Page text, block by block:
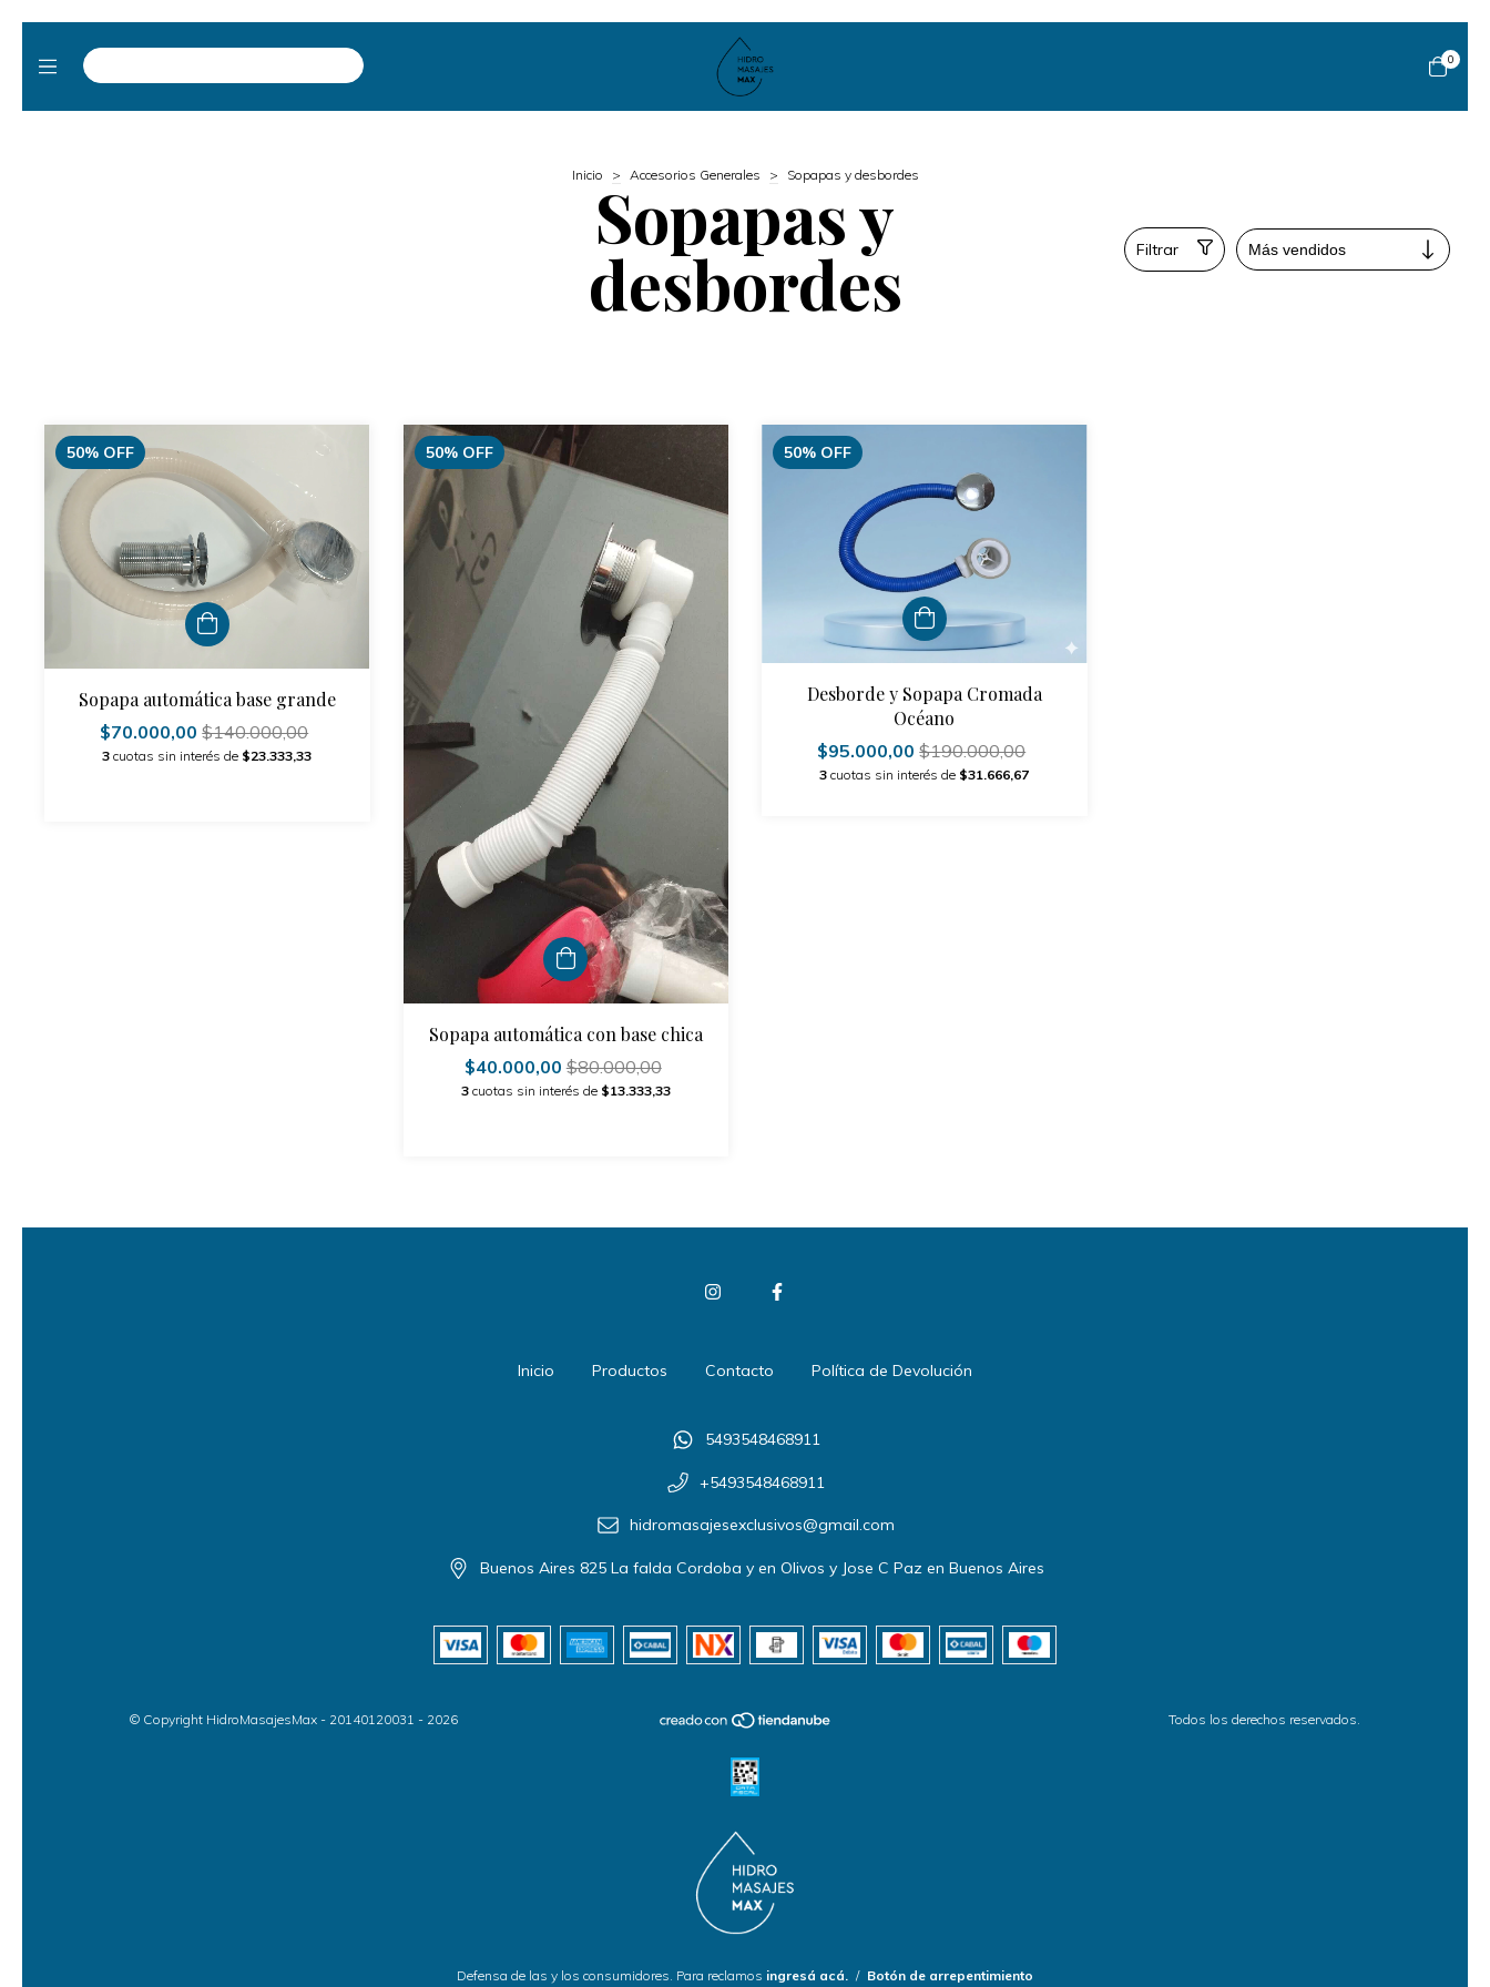
0
Inicio > Accesorios Generales > Sopapas y desbordes
Sopapas y
desbordes Filtrar
50% OFF
Sopapa automática base grande
$70.000,00$140.000,00
3 cuotas sin interés de $23.333,33
50% OFF
Sopapa automática con base chica
$40.000,00$80.000,00
3 cuotas sin interés de $13.333,33
50% OFF
Desborde y Sopapa Cromada
Océano
$95.000,00$190.000,00
3 cuotas sin interés de $31.666,67
Inicio Productos Contacto Política de Devolución
5493548468911
+5493548468911
hidromasajesexclusivos@gmail.com
Buenos Aires 825 La falda Cordoba y en Olivos y Jose C Paz en Buenos Aires
© Copyright HidroMasajesMax - 20140120031 - 2026 Todos los derechos reservados.
Defensa de las y los consumidores. Para reclamos ingresá acá. / Botón de arrepentimiento